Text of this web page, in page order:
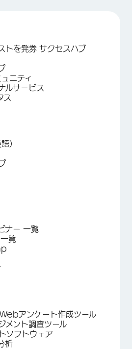
トを発券 サクセスハブ
ニティ
ルサービス
ス
)
ナー 一覧
覧
アンケート作成ツール
メント調査ツール
ソフトウェア
析